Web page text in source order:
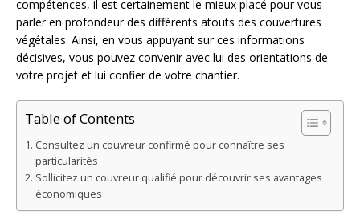
compétences, il est certainement le mieux placé pour vous
parler en profondeur des différents atouts des couvertures
végétales. Ainsi, en vous appuyant sur ces informations
décisives, vous pouvez convenir avec lui des orientations de
votre projet et lui confier de votre chantier.
Table of Contents
Consultez un couvreur confirmé pour connaître ses
particularités
Sollicitez un couvreur qualifié pour découvrir ses avantages
économiques